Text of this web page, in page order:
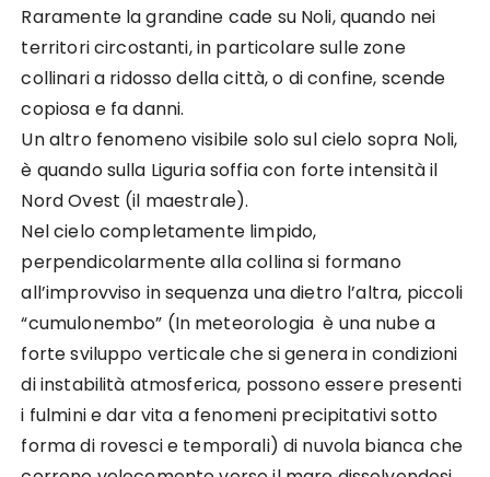
Raramente la grandine cade su Noli, quando nei
territori circostanti, in particolare sulle zone
collinari a ridosso della città, o di confine, scende
copiosa e fa danni.
Un altro fenomeno visibile solo sul cielo sopra Noli,
è quando sulla Liguria soffia con forte intensità il
Nord Ovest (il maestrale).
Nel cielo completamente limpido,
perpendicolarmente alla collina si formano
all’improvviso in sequenza una dietro l’altra, piccoli
“cumulonembo” (In meteorologia è una nube a
forte sviluppo verticale che si genera in condizioni
di instabilità atmosferica, possono essere presenti
i fulmini e dar vita a fenomeni precipitativi sotto
forma di rovesci e temporali) di nuvola bianca che